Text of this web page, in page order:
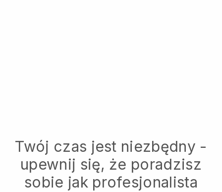
Twój czas jest niezbędny -
upewnij się, że poradzisz
sobie jak profesjonalista